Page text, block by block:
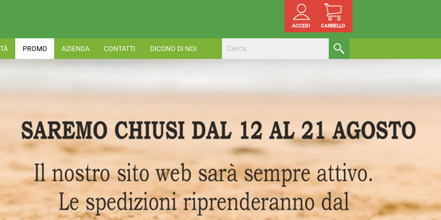
ACCEDI CARRELLO
PROMO AZIENDA CONTATTI DICONO DI NOI